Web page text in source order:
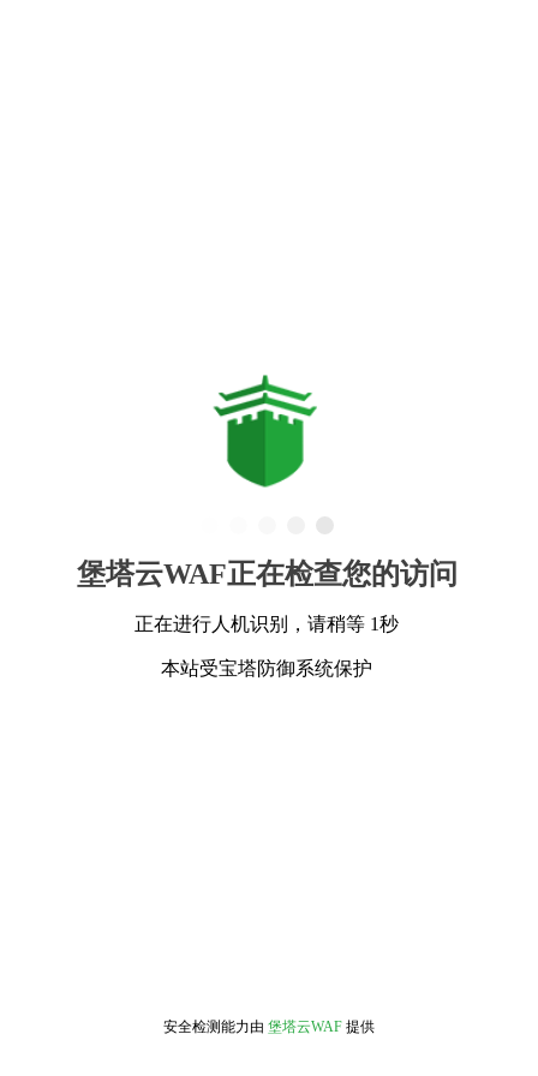
堡塔云WAF正在检查您的访问
正在进行人机识别，请稍等 1秒
本站受宝塔防御系统保护
安全检测能力由 堡塔云WAF 提供